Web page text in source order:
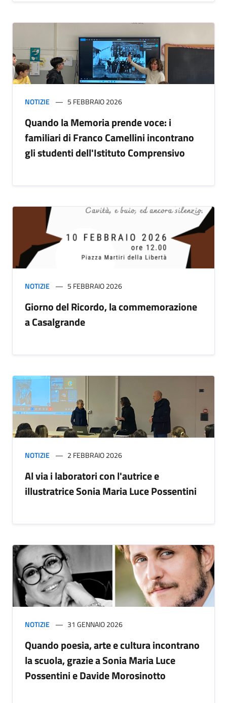
NOTIZIE 5 FEBBRAIO 2026
Quando la Memoria prende voce: i
familiari di Franco Camellini incontrano
gli studenti dell'Istituto Comprensivo
NOTIZIE 5 FEBBRAIO 2026
Giorno del Ricordo, la commemorazione
a Casalgrande
NOTIZIE 2 FEBBRAIO 2026
Al via i laboratori con l'autrice e
illustratrice Sonia Maria Luce Possentini
NOTIZIE 31 GENNAIO 2026
Quando poesia, arte e cultura incontrano
la scuola, grazie a Sonia Maria Luce
Possentini e Davide Morosinotto